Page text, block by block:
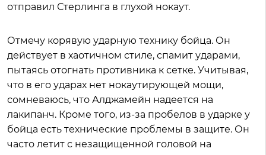
отправил Стерлинга в глухой нокаут.
Отмечу корявую ударную технику бойца. Он
действует в хаотичном стиле, спамит ударами,
пытаясь отогнать противника к сетке. Учитывая,
что в его ударах нет нокаутирующей мощи,
сомневаюсь, что Алджамейн надеется на
лакипанч. Кроме того, из-за пробелов в ударке у
бойца есть технические проблемы в защите. Он
часто летит с незащищенной головой на